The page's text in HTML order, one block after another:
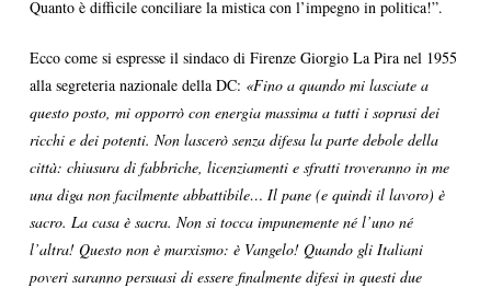
Quanto è difficile conciliare la mistica con l’impegno in politica!”.
Ecco come si espresse il sindaco di Firenze Giorgio La Pira nel 1955
alla segreteria nazionale della DC: «Fino a quando mi lasciate a
questo posto, mi opporrò con energia massima a tutti i soprusi dei
ricchi e dei potenti. Non lascerò senza difesa la parte debole della
città: chiusura di fabbriche, licenziamenti e sfratti troveranno in me
una diga non facilmente abbattibile… Il pane (e quindi il lavoro) è
sacro. La casa è sacra. Non si tocca impunemente né l’uno né
l’altra! Questo non è marxismo: è Vangelo! Quando gli Italiani
poveri saranno persuasi di essere finalmente difesi in questi due